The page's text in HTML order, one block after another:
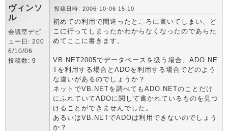
ヴィンソ
ル
会議室デビ
ュー日: 200
6/10/06
投稿数: 9
投稿日時: 2006-10-06 15:10
初めての利用で間違ったところに書いてしまい、ど
こに行ってしまったかわからなくなったのであらた
めてここに書きます。
VB.NET2005でデータベースを扱う場合、ADO.NE
Tを利用する場合とADOを利用する場合でどのよう
な違いがあるのでしょうか？
ネットでVB.NETを調べてもADO.NETのことだけ
にふれていてADOに関して書かれているものを見つ
けることができませんでした。
あるいはVB.NETでADOは利用できないのでしょう
か？